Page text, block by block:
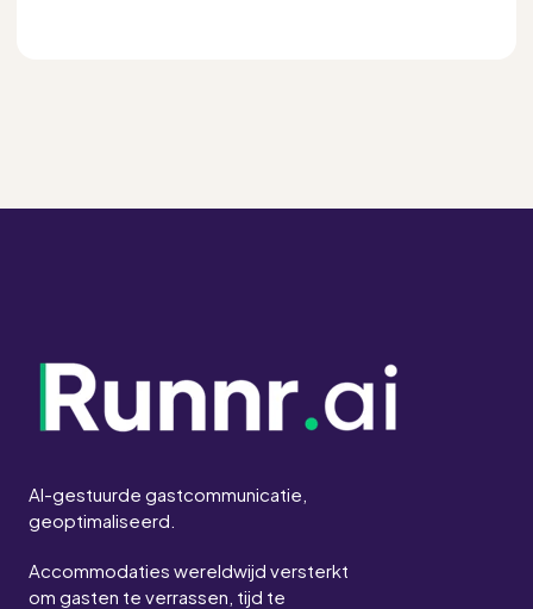
AI-gestuurde gastcommunicatie,
geoptimaliseerd.
Accommodaties wereldwijd versterkt
om gasten te verrassen, tijd te